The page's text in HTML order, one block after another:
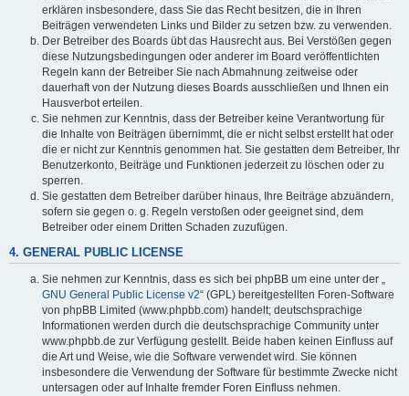
erklären insbesondere, dass Sie das Recht besitzen, die in Ihren
Beiträgen verwendeten Links und Bilder zu setzen bzw. zu verwenden.
Der Betreiber des Boards übt das Hausrecht aus. Bei Verstößen gegen
diese Nutzungsbedingungen oder anderer im Board veröffentlichten
Regeln kann der Betreiber Sie nach Abmahnung zeitweise oder
dauerhaft von der Nutzung dieses Boards ausschließen und Ihnen ein
Hausverbot erteilen.
Sie nehmen zur Kenntnis, dass der Betreiber keine Verantwortung für
die Inhalte von Beiträgen übernimmt, die er nicht selbst erstellt hat oder
die er nicht zur Kenntnis genommen hat. Sie gestatten dem Betreiber, Ihr
Benutzerkonto, Beiträge und Funktionen jederzeit zu löschen oder zu
sperren.
Sie gestatten dem Betreiber darüber hinaus, Ihre Beiträge abzuändern,
sofern sie gegen o. g. Regeln verstoßen oder geeignet sind, dem
Betreiber oder einem Dritten Schaden zuzufügen.
4. GENERAL PUBLIC LICENSE
Sie nehmen zur Kenntnis, dass es sich bei phpBB um eine unter der „
GNU General Public License v2“ (GPL) bereitgestellten Foren-Software
von phpBB Limited (www.phpbb.com) handelt; deutschsprachige
Informationen werden durch die deutschsprachige Community unter
www.phpbb.de zur Verfügung gestellt. Beide haben keinen Einfluss auf
die Art und Weise, wie die Software verwendet wird. Sie können
insbesondere die Verwendung der Software für bestimmte Zwecke nicht
untersagen oder auf Inhalte fremder Foren Einfluss nehmen.